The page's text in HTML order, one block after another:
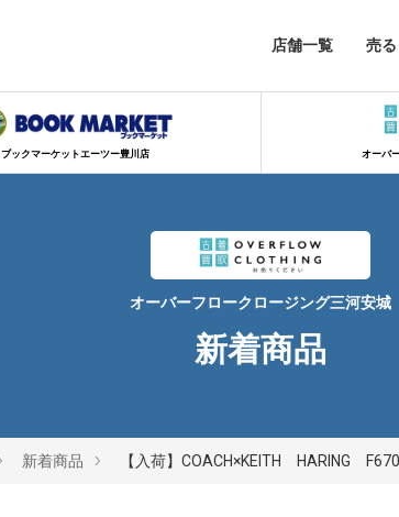
店舗一覧 売る
ブックマーケットエーツー豊川店 オーバ
オーバーフロークロージング三河安城
新着商品
新着商品 【入荷】COACH×KEITH HARING